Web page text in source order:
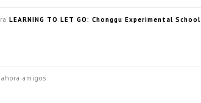
LEARNING TO LET GO: Chonggu Experimental School
amigos